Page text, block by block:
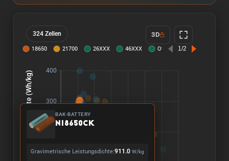
324 Zellen 3D
BAK-BATTERY
N18650CK
Gravimetrische Leistungsdichte:911.0 W/kg